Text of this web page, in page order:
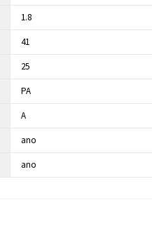
1.8
41
25
PA
A
ano
ano